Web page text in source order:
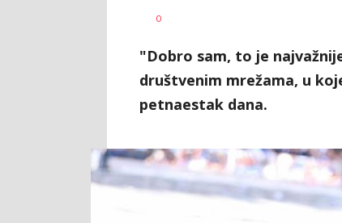
AUTOR
0
"Dobro sam, to je
društvenim mrežama, u
petnaestak dana.